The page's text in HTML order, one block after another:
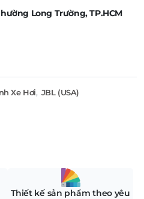
Long Trường, TP.HCM
Xe Hơi, JBL (USA)
Thiết kế sản phẩm theo yêu